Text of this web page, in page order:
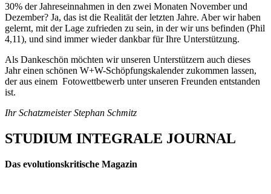
30% der Jahreseinnahmen in den zwei Monaten November und
Dezember? Ja, das ist die Realität der letzten Jahre. Aber wir haben
gelernt, mit der Lage zufrieden zu sein, in der wir uns befinden (Phil
4,11), und sind immer wieder dankbar für Ihre Unterstützung.
Als Dankeschön möchten wir unseren Unterstützern auch dieses
Jahr einen schönen W+W-Schöpfungskalender zukommen lassen,
der aus einem Fotowettbewerb unter unseren Freunden entstanden
ist.
Ihr Schatzmeister Stephan Schmitz
STUDIUM INTEGRALE JOURNAL
Das evolutionskritische Magazin